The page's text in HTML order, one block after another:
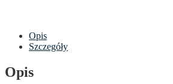
Opis
Szczegóły
Opis